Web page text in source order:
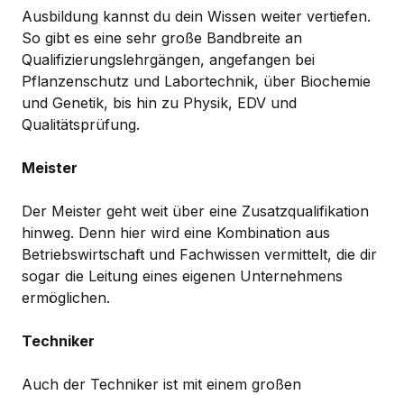
Ausbildung kannst du dein Wissen weiter vertiefen.
So gibt es eine sehr große Bandbreite an
Qualifizierungslehrgängen, angefangen bei
Pflanzenschutz und Labortechnik, über Biochemie
und Genetik, bis hin zu Physik, EDV und
Qualitätsprüfung.
Meister
Der Meister geht weit über eine Zusatzqualifikation
hinweg. Denn hier wird eine Kombination aus
Betriebswirtschaft und Fachwissen vermittelt, die dir
sogar die Leitung eines eigenen Unternehmens
ermöglichen.
Techniker
Auch der Techniker ist mit einem großen